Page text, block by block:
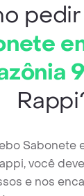
pedir
Sabonete
você
e nos